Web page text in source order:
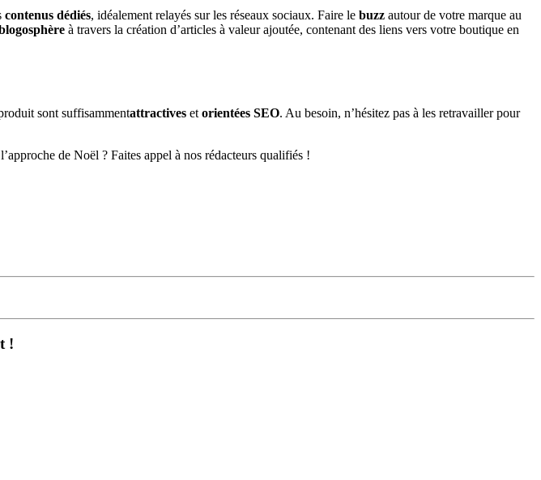
contenus dédiés, idéalement relayés sur les réseaux sociaux. Faire le buzz autour de votre marque au
à travers la création d’articles à valeur ajoutée, contenant des liens vers votre boutique en
sont suffisammentattractives et orientées SEO. Au besoin, n’hésitez pas à les retravailler pour
de Noël ? Faites appel à nos rédacteurs qualifiés !
!